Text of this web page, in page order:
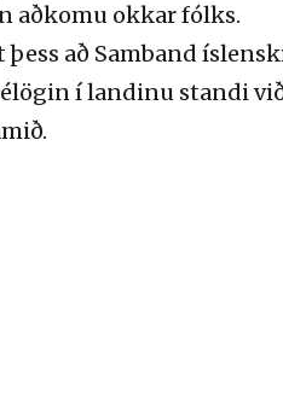
aðkomu okkar fólks.
að Samband
í landinu standi